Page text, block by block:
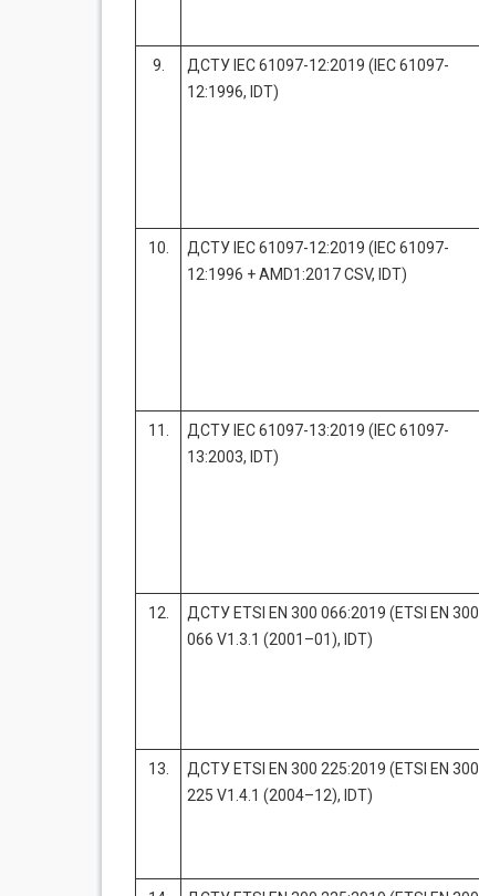
9.
ДСТУ IEC 61097-12:2019 (IEC 61097-
12:1996, IDT)
10.
ДСТУ IEC 61097-12:2019 (IEC 61097-
12:1996 + AMD1:2017 CSV, IDT)
11.
ДСТУ IEC 61097-13:2019 (IEC 61097-
13:2003, IDT)
12.
ДСТУ ETSI EN 300 066:2019 (ETSI EN 300
066 V1.3.1 (2001–01), IDT)
13.
ДСТУ ETSI EN 300 225:2019 (ETSI EN 300
225 V1.4.1 (2004–12), IDT)